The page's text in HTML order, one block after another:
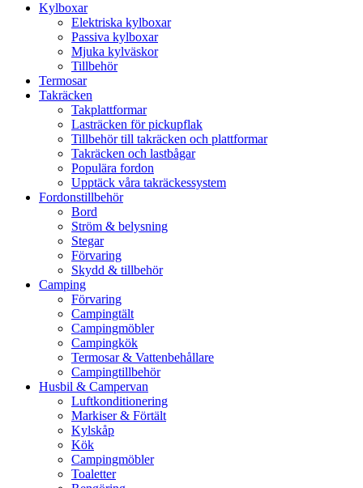
Kylboxar
Elektriska kylboxar
Passiva kylboxar
Mjuka kylväskor
Tillbehör
Termosar
Takräcken
Takplattformar
Lasträcken för pickupflak
Tillbehör till takräcken och plattformar
Takräcken och lastbågar
Populära fordon
Upptäck våra takräckessystem
Fordonstillbehör
Bord
Ström & belysning
Stegar
Förvaring
Skydd & tillbehör
Camping
Förvaring
Campingtält
Campingmöbler
Campingkök
Termosar & Vattenbehållare
Campingtillbehör
Husbil & Campervan
Luftkonditionering
Markiser & Förtält
Kylskåp
Kök
Campingmöbler
Toaletter